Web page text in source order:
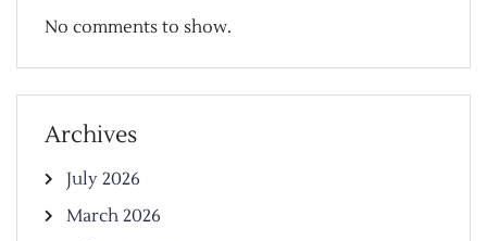
No comments to show.
Archives
July 2026
March 2026